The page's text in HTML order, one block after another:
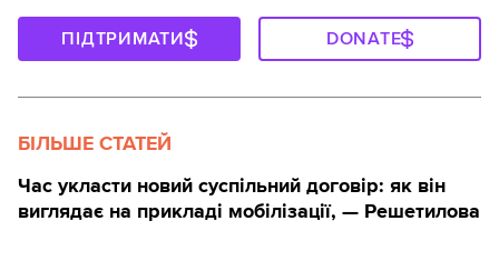
ПІДТРИМАТИ DONATE
БІЛЬШЕ СТАТЕЙ
Час укласти новий суспільний договір: як він
виглядає на прикладі мобілізації, — Решетилова